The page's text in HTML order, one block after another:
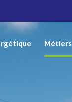
Métiers